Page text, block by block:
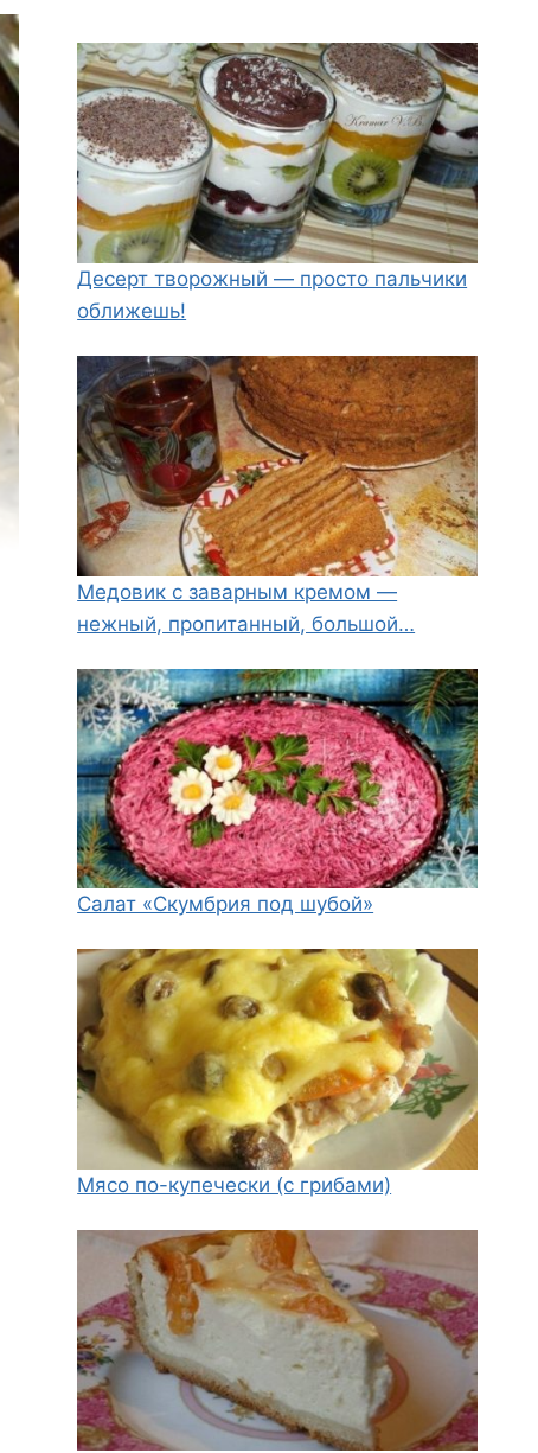
Десерт творожный — просто пальчики
оближешь!
Медовик с заварным кремом —
нежный, пропитанный, большой…
Салат «Скумбрия под шубой»
Мясо по-купечески (с грибами)